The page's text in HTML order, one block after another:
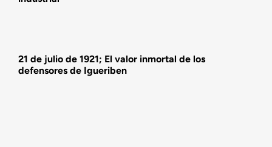
21 de julio de 1921; El valor inmortal de los
defensores de Igueriben